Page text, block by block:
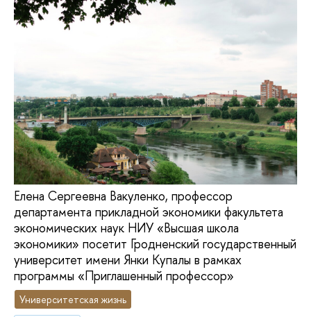
Елена Сергеевна Вакуленко, профессор
департамента прикладной экономики факультета
экономических наук НИУ «Высшая школа
экономики» посетит Гродненский государственный
университет имени Янки Купалы в рамках
программы «Приглашенный профессор»
Университетская жизнь